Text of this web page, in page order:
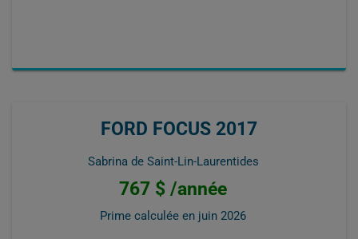
FORD FOCUS 2017
Sabrina de Saint-Lin-Laurentides
767 $ /année
Prime calculée en juin 2026